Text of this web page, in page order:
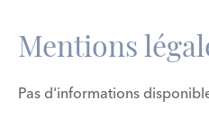
Mentions
Pas d'informations